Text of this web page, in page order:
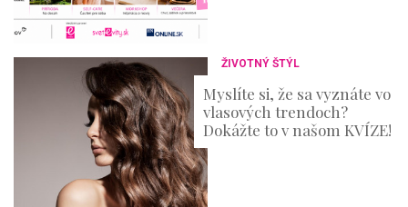
ŽIVOTNÝ ŠTÝL
Myslíte si, že sa vyznáte vo
vlasových trendoch?
Dokážte to v našom KVÍZE!